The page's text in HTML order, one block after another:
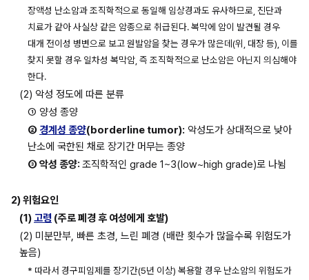
장액성 난소암과 조직학적으로 동일해 임상경과도 유사하므로, 진단과
치료가 같아 사실상 같은 암종으로 취급된다. 복막에 암이 발견될 경우
대개 전이성 병변으로 보고 원발암을 찾는 경우가 많은데(위, 대장 등), 이를
찾지 못할 경우 일차성 복막암, 즉 조직학적으로 난소암은 아닌지 의심해야
한다.
(2) 악성 정도에 따른 분류
① 양성 종양
② 경계성 종양(borderline tumor): 악성도가 상대적으로 낮아
난소에 국한된 채로 장기간 머무는 종양
③ 악성 종양: 조직학적인 grade 1~3(low~high grade)로 나뉨
2) 위험요인
(1) 고령 (주로 폐경 후 여성에게 호발)
(2) 미분만부, 빠른 초경, 느린 폐경 (배란 횟수가 많을수록 위험도가
높음)
* 따라서 경구피임제를 장기간(5년 이상) 복용할 경우 난소암의 위험도가